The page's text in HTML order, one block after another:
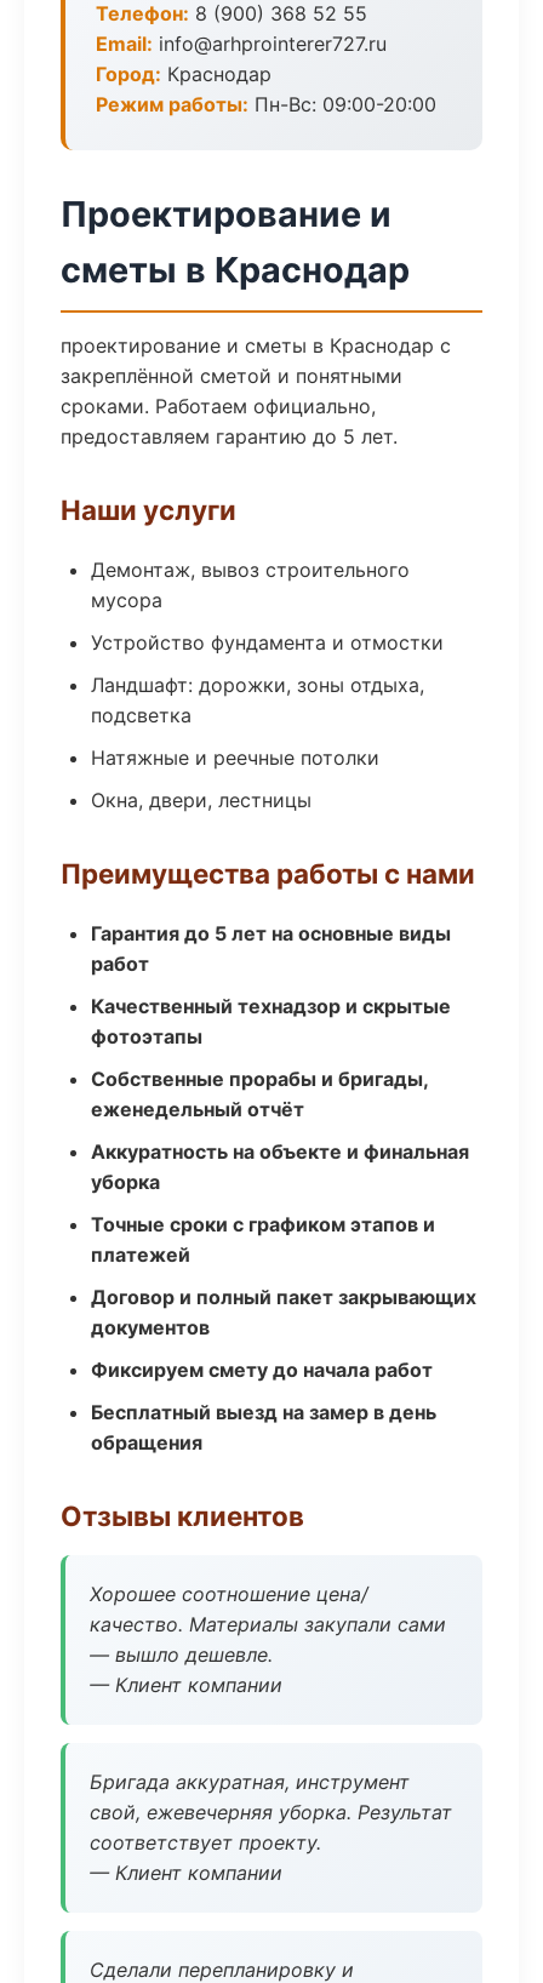
Телефон: 8 (900) 368 52 55
Email: info@arhprointerer727.ru
Город: Краснодар
Режим работы: Пн-Вс: 09:00-20:00
Проектирование и
сметы в Краснодар
проектирование и сметы в Краснодар с
закреплённой сметой и понятными
сроками. Работаем официально,
предоставляем гарантию до 5 лет.
Наши услуги
Демонтаж, вывоз строительного
мусора
Устройство фундамента и отмостки
Ландшафт: дорожки, зоны отдыха,
подсветка
Натяжные и реечные потолки
Окна, двери, лестницы
Преимущества работы с нами
Гарантия до 5 лет на основные виды
работ
Качественный технадзор и скрытые
фотоэтапы
Собственные прорабы и бригады,
еженедельный отчёт
Аккуратность на объекте и финальная
уборка
Точные сроки с графиком этапов и
платежей
Договор и полный пакет закрывающих
документов
Фиксируем смету до начала работ
Бесплатный выезд на замер в день
обращения
Отзывы клиентов
Хорошее соотношение цена/
качество. Материалы закупали сами
— вышло дешевле.
— Клиент компании
Бригада аккуратная, инструмент
свой, ежевечерняя уборка. Результат
соответствует проекту.
— Клиент компании
Сделали перепланировку и